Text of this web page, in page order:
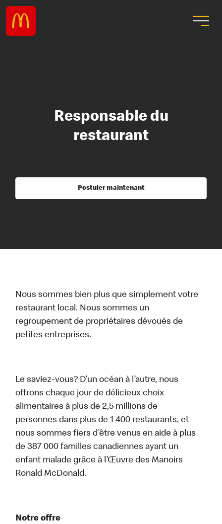
Responsable du
restaurant
Postuler maintenant
Nous sommes bien plus que simplement votre
restaurant local. Nous sommes un
regroupement de propriétaires dévoués de
petites entreprises.
Le saviez-vous? D’un océan à l’autre, nous
offrons chaque jour de délicieux choix
alimentaires à plus de 2,5 millions de
personnes dans plus de 1 400 restaurants, et
nous sommes fiers d’être venus en aide à plus
de 387 000 familles canadiennes ayant un
enfant malade grâce à l’Œuvre des Manoirs
Ronald McDonald.
Notre offre